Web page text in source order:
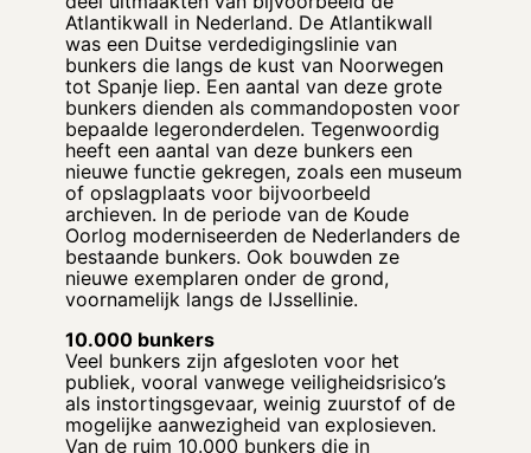
Atlantikwall in Nederland. De Atlantikwall
was een Duitse verdedigingslinie van
bunkers die langs de kust van Noorwegen
tot Spanje liep. Een aantal van deze grote
bunkers dienden als commandoposten voor
bepaalde legeronderdelen. Tegenwoordig
heeft een aantal van deze bunkers een
nieuwe functie gekregen, zoals een museum
of opslagplaats voor bijvoorbeeld
archieven. In de periode van de Koude
Oorlog moderniseerden de Nederlanders de
bestaande bunkers. Ook bouwden ze
nieuwe exemplaren onder de grond,
voornamelijk langs de IJssellinie.
10.000 bunkers
Veel bunkers zijn afgesloten voor het
publiek, vooral vanwege veiligheidsrisico’s
als instortingsgevaar, weinig zuurstof of de
mogelijke aanwezigheid van explosieven.
Van de ruim 10.000 bunkers die in